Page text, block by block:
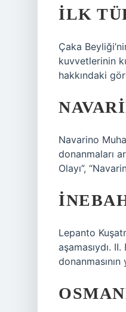
İLK
Çaka
kuvvetlerinin
hakkındaki
Navarino
donanmaları
Olayı”,
Lepanto
aşamasıydı.